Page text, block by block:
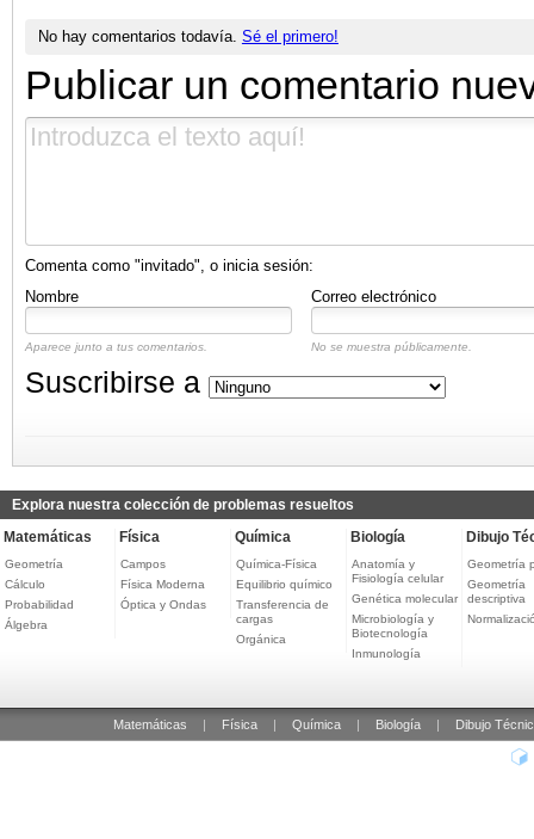
No hay comentarios todavía. Sé el primero!
Publicar un comentario
Comenta como "invitado", o inicia sesión:
Nombre
Correo electrónico
Aparece junto a tus comentarios. No se muestra públicamente.
Suscribirse a
Explora nuestra colección de problemas resueltos
Matemáticas
Geometría
Cálculo
Probabilidad
Álgebra
Física
Campos
Física Moderna
Óptica y Ondas
Química
Química-Física
Equilibrio químico
Transferencia de
cargas
Orgánica
Biología
Anatomía y
Fisiología celular
Genética molecular
Microbiología y
Biotecnología
Inmunología
Dibujo
Geometría
Geometría
descriptiva
Matemáticas Física Química Biología Dibujo